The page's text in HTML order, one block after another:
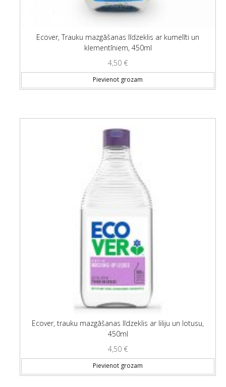
Ecover, Trauku mazgāšanas līdzeklis ar kumelīti un
klementīniem, 450ml
4,50 €
Pievienot grozam
Ecover, trauku mazgāšanas līdzeklis ar liliju un lotusu,
450ml
4,50 €
Pievienot grozam